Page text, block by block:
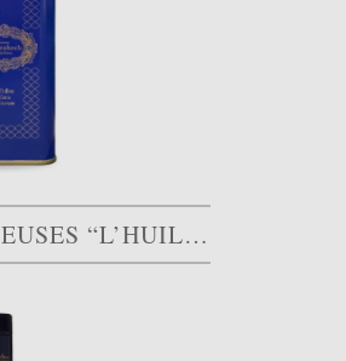
LES HUILES PRÉCIEUSES “L’HUILE BLEUE PICHOLINE”